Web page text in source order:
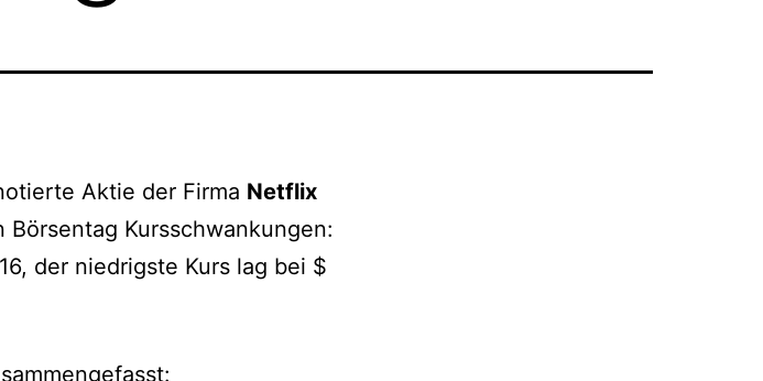
Aktie der Firma Netflix
Kursschwankungen:
der niedrigste Kurs lag bei $